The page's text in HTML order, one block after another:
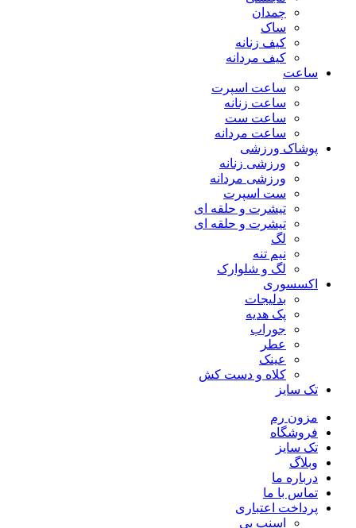
چمدان
ساک
کیف زنانه
کیف مردانه
ساعت
ساعت اسپرت
ساعت زنانه
ساعت ست
ساعت مردانه
پوشاک ورزشی
ورزشی زنانه
ورزشی مردانه
ست اسپرت
تیشرت و حلقه ای
تیشرت و حلقه ای
لگ
نیم تنه
لگ و شلوارک
اکسسوری
بدلیجات
پک هدیه
جوراب
عطر
عینک
کلاه و دست کش
تک سایز
مزون رم
فروشگاه
تک سایز
وبلاگ
درباره ما
تماس با ما
پرداخت اعتباری
اسنپ پی